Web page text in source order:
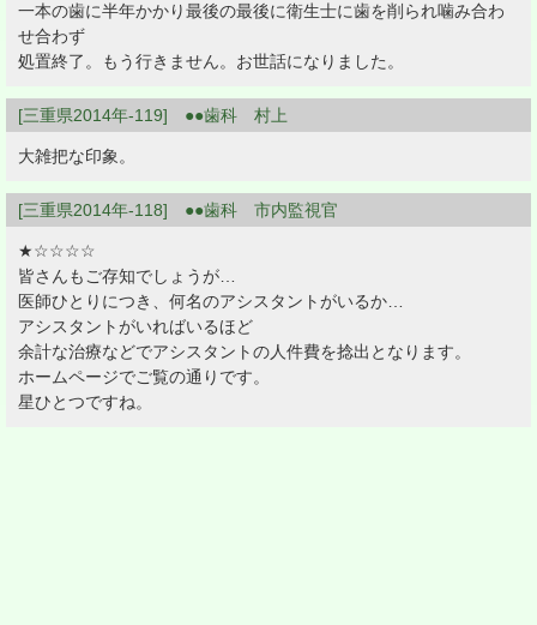
一本の歯に半年かかり最後の最後に衛生士に歯を削られ噛み合わ
せ合わず
処置終了。もう行きません。お世話になりました。
[三重県2014年-119] ●●歯科 村上
大雑把な印象。
[三重県2014年-118] ●●歯科 市内監視官
★☆☆☆☆
皆さんもご存知でしょうが…
医師ひとりにつき、何名のアシスタントがいるか…
アシスタントがいればいるほど
余計な治療などでアシスタントの人件費を捻出となります。
ホームページでご覧の通りです。
星ひとつですね。